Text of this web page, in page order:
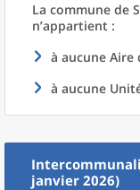
La commune de
n’appartient :
à aucune
à aucune
janvier 2026)